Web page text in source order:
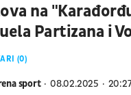
na
Partizana i
(0)
sport 08.02.2025